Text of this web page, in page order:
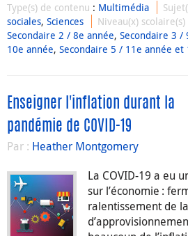
Type(s) de contenu : Multimédia
sociales, Sciences Niveau(x) scolaire(s)
Secondaire 2 / 8e année, Secondaire 3 /
10e année, Secondaire 5 / 11e année et
Enseigner l'inflation durant la
pandémie de COVID-19
Par : Heather Montgomery
La COVID-19 a eu
sur l’économie :
ralentissement de